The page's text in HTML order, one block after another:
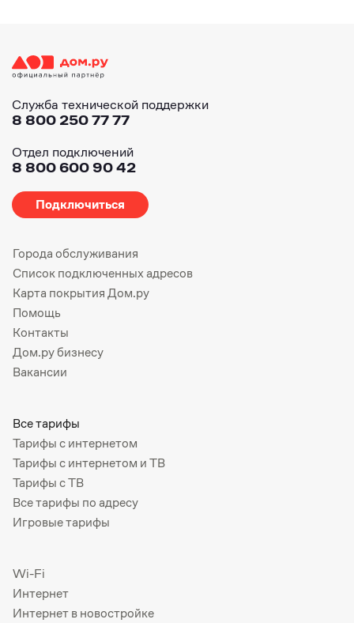
Служба технической поддержки
8 800 250 77 77
Отдел подключений
8 800 600 90 42
Подключиться
Города обслуживания
Список подключенных адресов
Карта покрытия Дом.ру
Помощь
Контакты
Дом.ру бизнесу
Вакансии
Все тарифы
Тарифы с интернетом
Тарифы с интернетом и ТВ
Тарифы с ТВ
Все тарифы по адресу
Игровые тарифы
Wi-Fi
Интернет
Интернет в новостройке